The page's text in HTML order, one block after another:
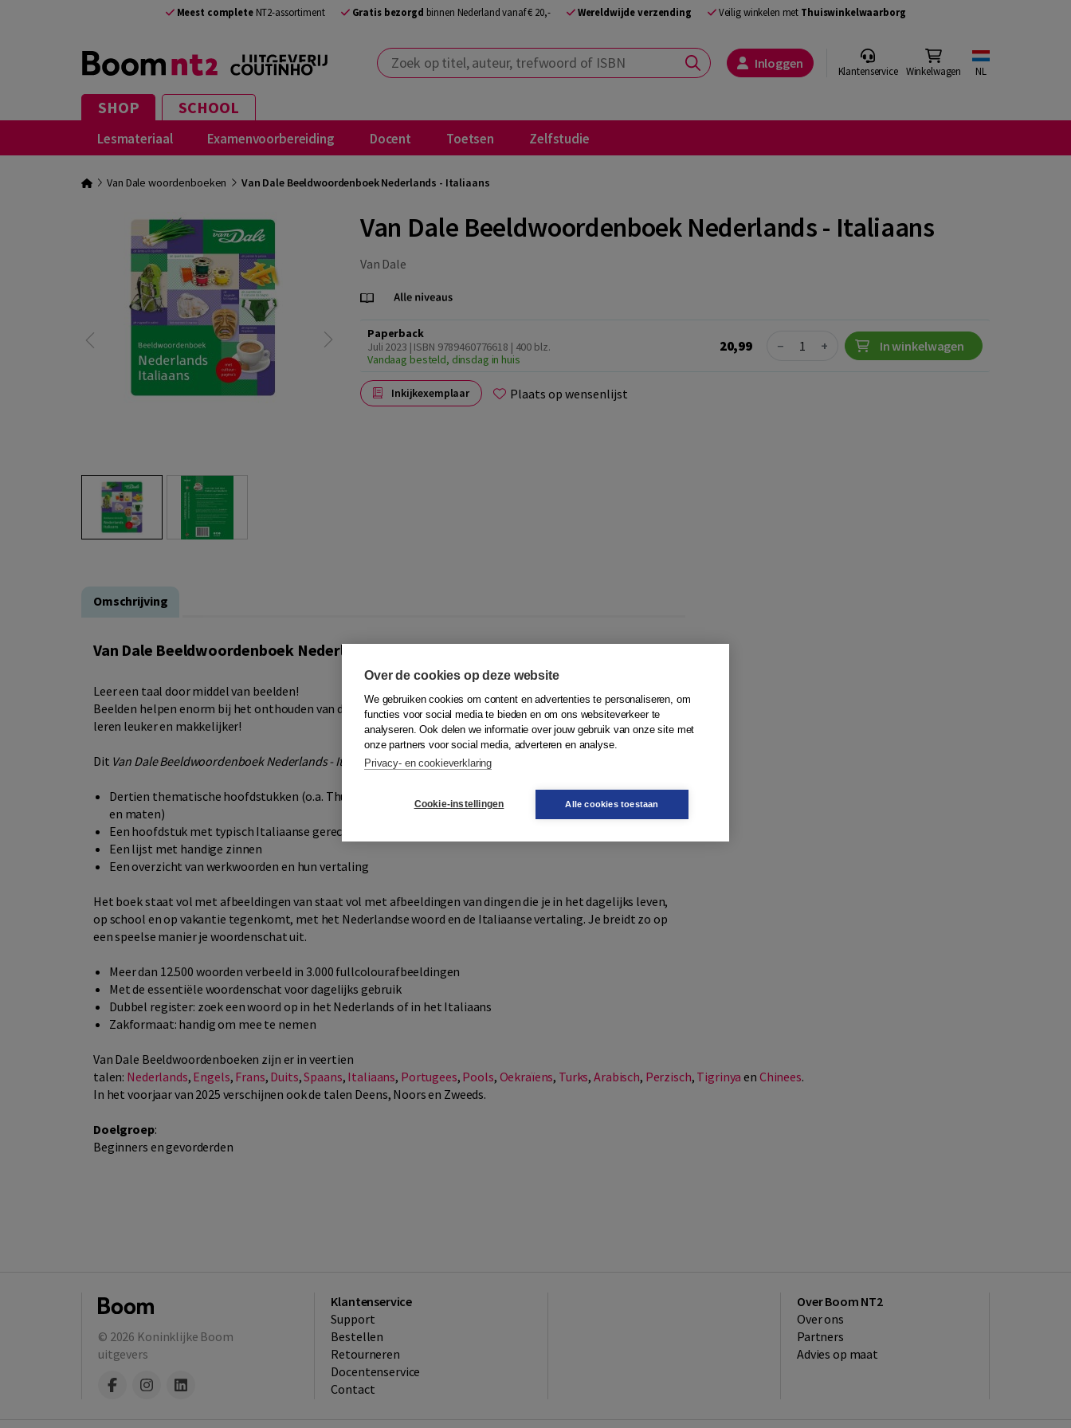
Meest completeNT2-assortiment Gratis bezorgd binnen Nederland vanaf € 20,- Wereldwijde verzending Veilig winkelen met Thuiswinkelwaarborg
Zoek op titel, auteur, trefwoord of ISBN Inloggen Klantenservice Winkelwagen NL
SHOP SCHOOL
Lesmateriaal Examenvoorbereiding Docent Toetsen Zelfstudie
Van Dale woordenboeken Van Dale Beeldwoordenboek Nederlands - Italiaans
Van Dale Beeldwoordenboek Nederlands - Italiaans
Van Dale
Paperback
Juli 2023 | ISBN 9789460776618 | 400 blz.
Vandaag besteld, dinsdag in huis
20,99 Quantity
− + In winkelwagen
Inkijkexemplaar Plaats op wensenlijst
Omschrijving
Van Dale Beeldwoordenboek Nederlands - Italiaans
Leer een taal door middel van beelden!
Beelden helpen enorm bij het onthouden van de woordenschat. Ze bieden je direct houvast en maken het
leren leuker en makkelijker!
Dit Van Dale Beeldwoordenboek Nederlands - Italiaansbestaat uit:
Dertien thematische hoofdstukken (o.a. Thuis, Onderweg, Eten en drinken, Opleiding en beroep, Getallen
en maten)
Een hoofdstuk met typisch Italiaanse gerechten, feestdagen, enz.
Een lijst met handige zinnen
Een overzicht van werkwoorden en hun vertaling
Het boek staat vol met afbeeldingen van staat vol met afbeeldingen van dingen die je in het dagelijks leven,
op school en op vakantie tegenkomt, met het Nederlandse woord en de Italiaanse vertaling. Je breidt zo op
een speelse manier je woordenschat uit.
Meer dan 12.500 woorden verbeeld in 3.000 fullcolourafbeeldingen
Met de essentiële woordenschat voor dagelijks gebruik
Dubbel register: zoek een woord op in het Nederlands of in het Italiaans
Zakformaat: handig om mee te nemen
Van Dale Beeldwoordenboeken zijn er in veertien
talen: Nederlands, Engels, Frans, Duits,Spaans, Italiaans, Portugees, Pools, Oekraïens, Turks,Arabisch, Perzisch, Tigrinya en Chinees.
In het voorjaar van 2025 verschijnen ook de talen Deens, Noors en Zweeds.
Doelgroep:
Beginners en gevorderden
© 2026 Koninklijke Boom
uitgevers
Klantenservice
Support
Bestellen
​Retourneren
Docentenservice
Contact
Over Boom NT2
Over ons
Partners
Advies op maat
Over de cookies op deze website
We gebruiken cookies om content en advertenties te personaliseren, om
functies voor social media te bieden en om ons websiteverkeer te
analyseren. Ook delen we informatie over jouw gebruik van onze site met
onze partners voor social media, adverteren en analyse.
Privacy- en cookieverklaring
Cookie-instellingen Alle cookies toestaan